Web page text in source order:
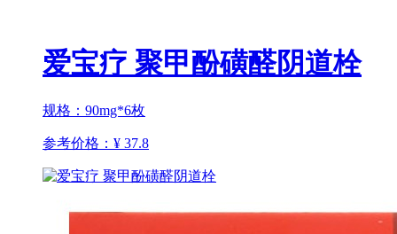
爱宝疗 聚甲酚磺醛阴道栓
规格：90mg*6枚
参考价格： ¥ 37.8